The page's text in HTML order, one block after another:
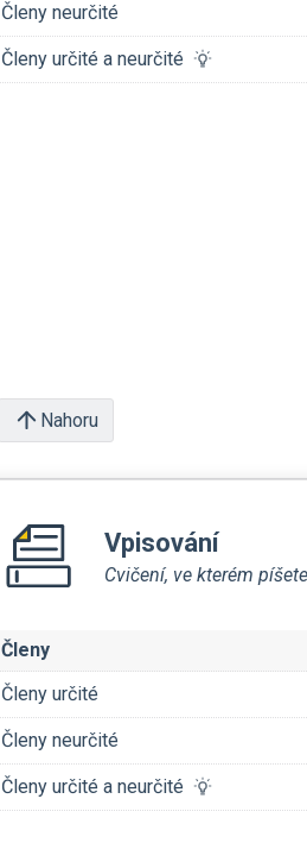
Členy neurčité
Členy určité a neurčité
Nahoru
Vpisování
Cvičení, ve kterém
Členy
Členy určité
Členy neurčité
Členy určité a neurčité